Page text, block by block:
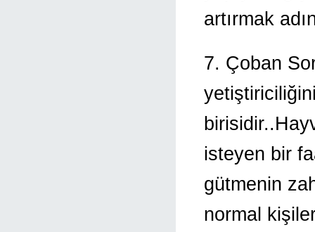
artırmak
7. Çoban
isteyen bir
gütmenin
normal